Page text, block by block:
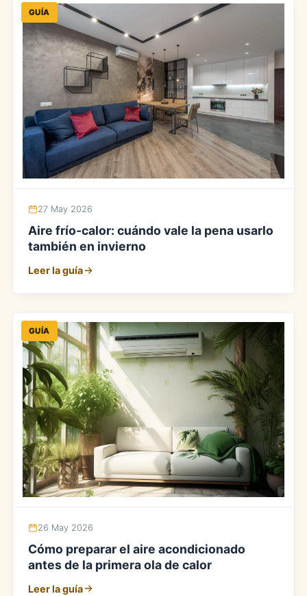
GUÍA
27 May 2026
Aire frío-calor: cuándo vale la pena usarlo
también en invierno
Leer la guía
GUÍA
26 May 2026
Cómo preparar el aire acondicionado
antes de la primera ola de calor
Leer la guía